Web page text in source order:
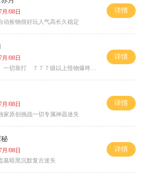
月/08日
动捡物很好玩人气高长久稳定
详情
月/08日
一切靠打 ７７７级以上怪物爆终极
详情
月/08日
家原创挑战一切专属神器迷失
详情
月/08日
墓暗黑沉默复古迷失
详情